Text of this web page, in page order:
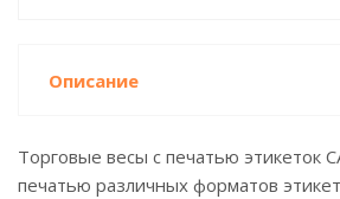
Описание
Торговые весы с печатью этикеток
печатью различных форматов